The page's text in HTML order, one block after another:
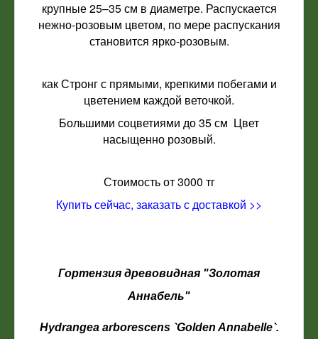
крупные 25–35 см в диаметре. Распускается
нежно-розовым цветом, по мере распускания
становится ярко-розовым.
как Стронг с прямыми, крепкими побегами и
цветением каждой веточкой.
Большими соцветиями до 35 см Цвет
насыщенно розовый.
Стоимость от 3000 тг
Купить сейчас, заказать с доставкой >>
Гортензия древовидная "Золотая
Аннабель"
Hydrangea arborescens `Golden Annabelle`.